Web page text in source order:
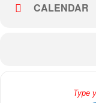
CALENDAR